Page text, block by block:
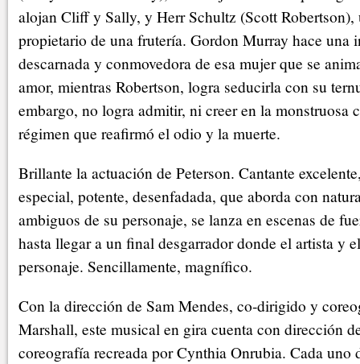
alojan Cliff y Sally, y Herr Schultz (Scott
propietario de una frutería. Gordon Murray hace una
descarnada y conmovedora de esa mujer que se
amor, mientras Robertson, logra seducirla con su
embargo, no logra admitir, ni creer en la monstruosa
régimen que reafirmó el odio y la muerte.
Brillante la actuación de Peterson. Cantante
especial, potente, desenfadada, que aborda con
ambiguos de su personaje, se lanza en escenas de
hasta llegar a un final desgarrador donde el artista y
personaje. Sencillamente, magnífico.
Con la dirección de Sam Mendes, co-dirigido y
Marshall, este musical en gira cuenta con dirección
coreografía recreada por Cynthia Onrubia. Cada uno